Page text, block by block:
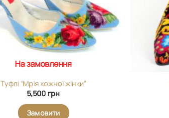
На замовлення
Туфлі “Мрія кожної жінки”
5,500 грн
Замовити